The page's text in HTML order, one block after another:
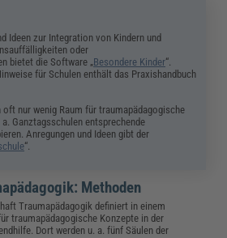
Ideen zur Integration von Kindern und
oder
bietet die Software „Besondere Kinder“.
für Schulen enthält das Praxishandbuch
oft nur wenig Raum für traumapädagogische
Ganztagsschulen entsprechende
Anregungen und Ideen gibt der
“.
Methoden
Traumapädagogik definiert in einem
traumapädagogische Konzepte in der
Dort werden u. a. fünf Säulen der